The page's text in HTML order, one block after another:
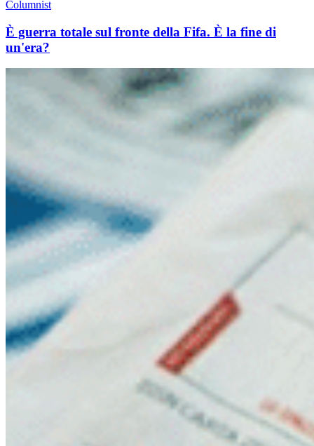
Columnist
È guerra totale sul fronte della Fifa. È la fine di
un'era?